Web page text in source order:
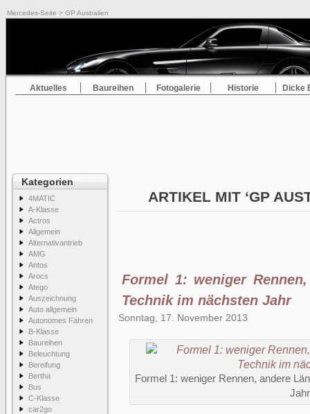
Mercedes-Seite > GP Australien
Aktuelles Baureihen Fotogalerie Historie Dicke
Kategorien
4MATIC
A-Klasse
Actros
Allgemein
Alternativantrieb
AMG
Antos
Arocs
Atego
Auszeichnung
Auto allgemein
Autonomes Fahren
B-Klasse
Baureihen
Beleuchtung
Bereifung
Bertha
Bus
C-Klasse
car2go
ARTIKEL MIT ‘GP
Formel 1: weniger
Technik im nächsten Jahr
Sonntag, 17. November 2013
Formel 1: weniger Rennen, andere
Jahr